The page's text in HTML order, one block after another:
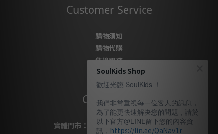
Customer Service
購物須知
購物代購
售後服務
隱私政策
Contact Us
實體門市：
桃園市桃園區復興路69號
SoulKids Shop
歡迎光臨 SoulKids ！
我們非常重視每一位客人的訊息，
為了能更快速解決您的問題，請於
以下官方@LINE留下您的內容資
訊， https://lin.ee/QaNav1r